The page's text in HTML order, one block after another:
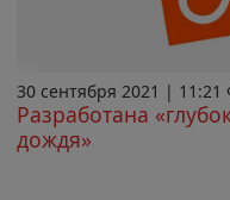
30 сентября 2021 |
Разработана
дождя»